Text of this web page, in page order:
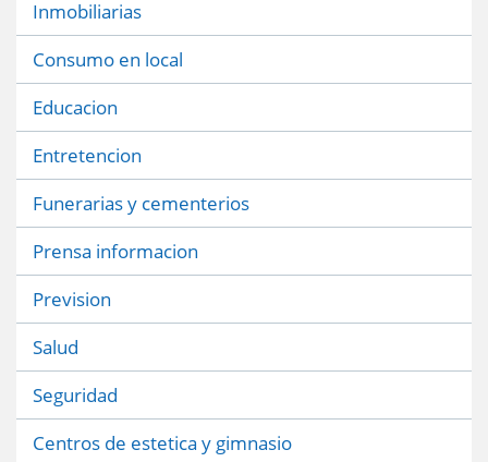
Inmobiliarias
Consumo en local
Educacion
Entretencion
Funerarias y cementerios
Prensa informacion
Prevision
Salud
Seguridad
Centros de estetica y gimnasio